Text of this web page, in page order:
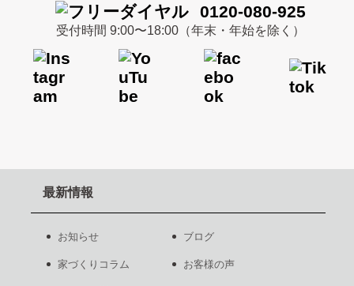
0120-080-925
受付時間 9:00〜18:00（年末・年始を除く）
最新情報
お知らせ ブログ
家づくりコラム お客様の声